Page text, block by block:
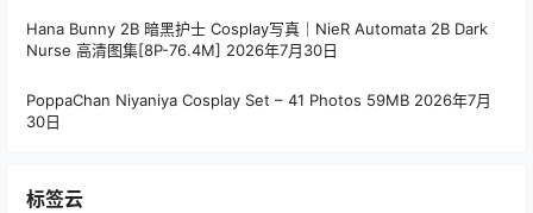
Hana Bunny 2B 暗黑护士 Cosplay写真｜NieR Automata 2B Dark
Nurse 高清图集[8P-76.4M] 2026年7月30日
PoppaChan Niyaniya Cosplay Set – 41 Photos 59MB 2026年7月
30日
标签云